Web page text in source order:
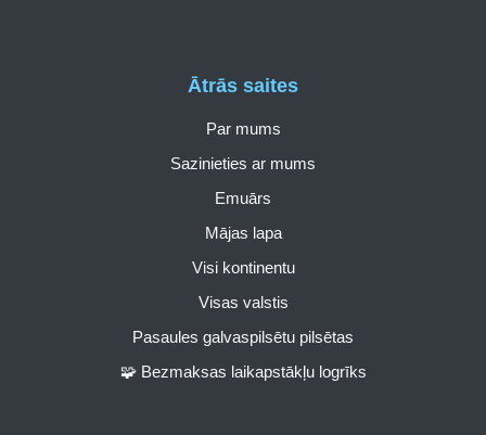
Ātrās saites
Par mums
Sazinieties ar mums
Emuārs
Mājas lapa
Visi kontinentu
Visas valstis
Pasaules galvaspilsētu pilsētas
🧩 Bezmaksas laikapstākļu logrīks